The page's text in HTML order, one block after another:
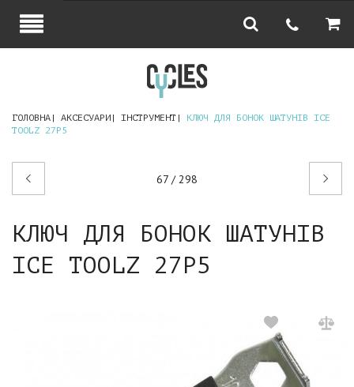
ГОЛОВНА АКСЕСУАРИ ІНСТРУМЕНТ
КЛЮЧ ДЛЯ БОНОК ШАТУНІВ ICE
TOOLZ 27P5
67 / 298
Наступний
КЛЮЧ ДЛЯ БОНОК ШАТУНІВ
ICE TOOLZ 27P5